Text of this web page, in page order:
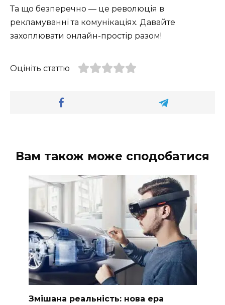
Та що безперечно — це революція в
рекламуванні та комунікаціях. Давайте
захоплювати онлайн-простір разом!
Оцініть статтю
Вам також може сподобатися
Змішана реальність: нова ера